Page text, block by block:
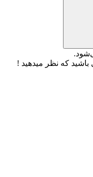
که نظر میدهید !